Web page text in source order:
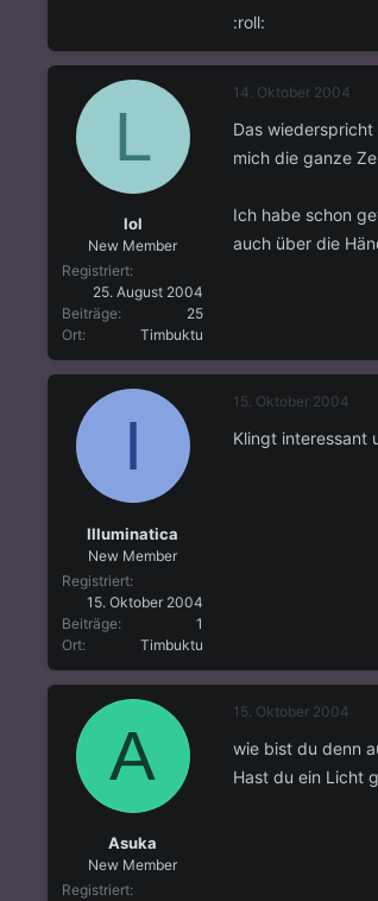
:roll:
L
lol
New Member
Registriert
25. August 2004
Beiträge
25
Ort
Timbuktu
14. Oktober 2004
Das
mich die ganze
Ich habe schon
auch über die
I
Illuminatica
New Member
Registriert
15. Oktober 2004
Beiträge
1
Ort
Timbuktu
15. Oktober 2004
Klingt interessant
A
Asuka
New Member
Registriert
15. Oktober 2004
wie bist du denn
Hast du ein Licht